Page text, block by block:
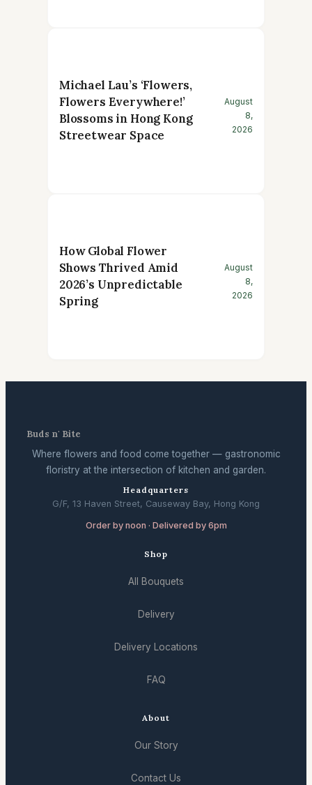
Michael Lau’s ‘Flowers,
Flowers Everywhere!’
Blossoms in Hong Kong
Streetwear Space
August
8,
2026
How Global Flower
Shows Thrived Amid
2026’s Unpredictable
Spring
August
8,
2026
Buds n' Bite
Where flowers and food come together — gastronomic
floristry at the intersection of kitchen and garden.
Headquarters
G/F, 13 Haven Street, Causeway Bay, Hong Kong
Order by noon · Delivered by 6pm
Shop
All Bouquets
Delivery
Delivery Locations
FAQ
About
Our Story
Contact Us